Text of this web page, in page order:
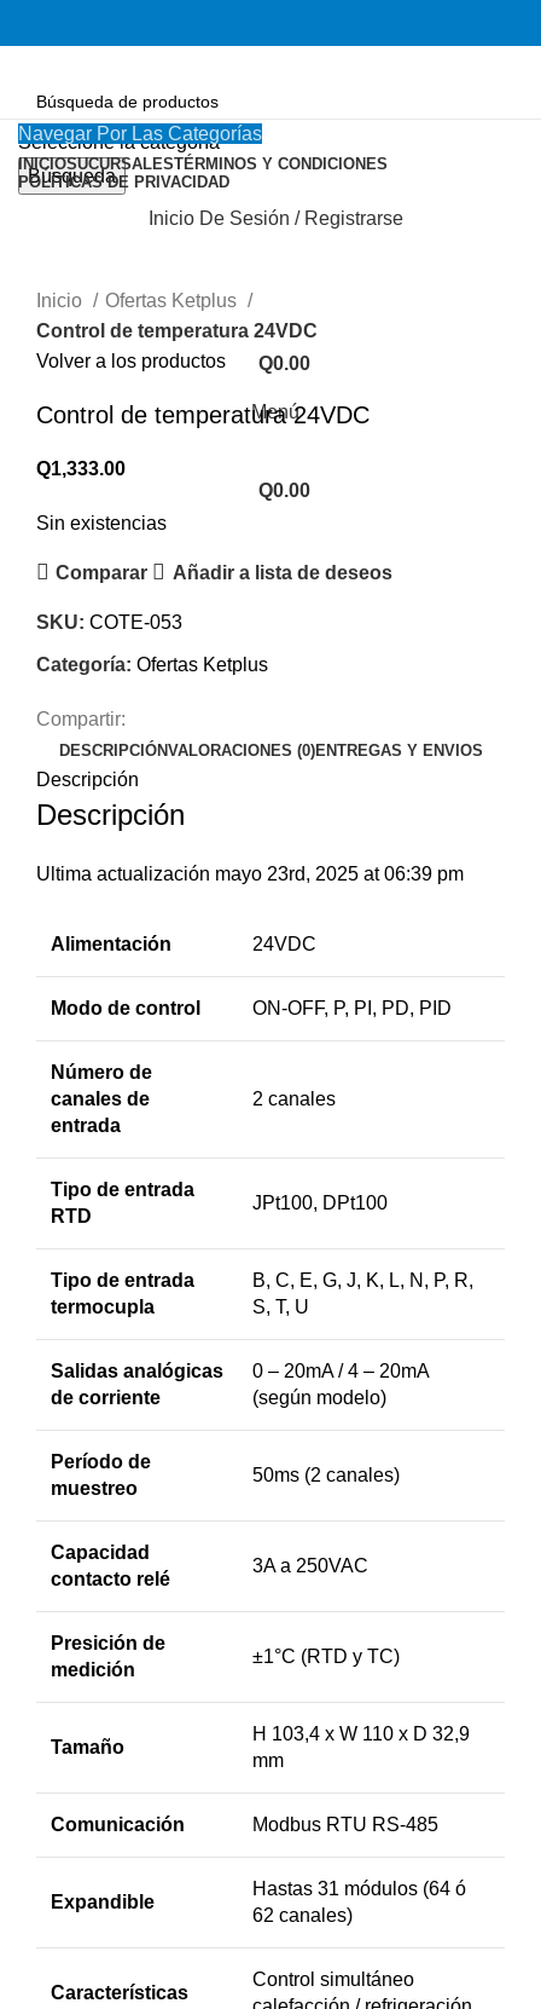
Seleccione la categoría
Búsqueda
Inicio De Sesión / Registrarse
Q0.00
Menú
Q0.00
Navegar Por Las Categorías
INICIOSUCURSALESTÉRMINOS Y CONDICIONES
POLÍTICAS DE PRIVACIDAD
Inicio
Ofertas Ketplus
Control de temperatura 24VDC
Volver a los productos
Control de temperatura 24VDC
Q1,333.00
Sin existencias
Comparar Añadir a lista de deseos
SKU: COTE-053
Categoría: Ofertas Ketplus
Compartir:
DESCRIPCIÓNVALORACIONES (0)ENTREGAS Y ENVIOS
Descripción
Descripción
Ultima actualización mayo 23rd, 2025 at 06:39 pm
Alimentación 24VDC
Modo de control ON-OFF, P, PI, PD, PID
Número de
canales de
entrada
2 canales
Tipo de entrada
RTD
JPt100, DPt100
Tipo de entrada
termocupla
B, C, E, G, J, K, L, N, P, R,
S, T, U
Salidas analógicas
de corriente
0 – 20mA / 4 – 20mA
(según modelo)
Período de
muestreo
50ms (2 canales)
Capacidad
contacto relé
3A a 250VAC
Presición de
medición
±1°C (RTD y TC)
Tamaño
H 103,4 x W 110 x D 32,9
mm
Comunicación Modbus RTU RS-485
Expandible
Hastas 31 módulos (64 ó
62 canales)
Características
Control simultáneo